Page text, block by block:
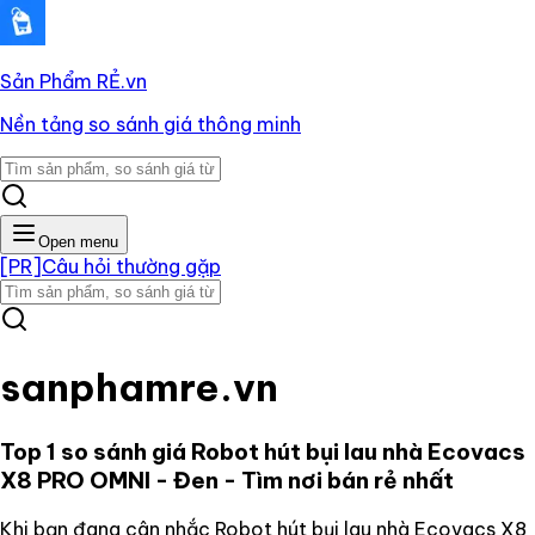
Sản Phẩm RẺ.vn
Nền tảng so sánh giá thông minh
Open menu
[PR] Câu hỏi thường gặp
sanphamre.vn
Top 1 so sánh giá Robot hút bụi lau nhà Ecovacs
X8 PRO OMNI - Đen - Tìm nơi bán rẻ nhất
Khi bạn đang cân nhắc Robot hút bụi lau nhà Ecovacs X8